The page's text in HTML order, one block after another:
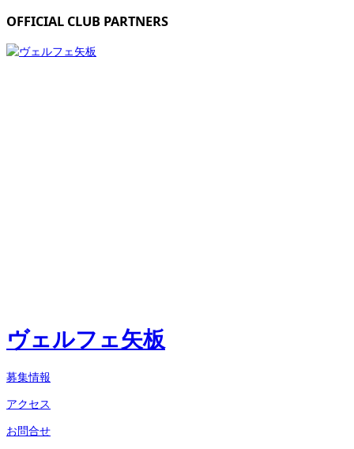
OFFICIAL CLUB PARTNERS
ヴェルフェ矢板
募集情報
アクセス
お問合せ